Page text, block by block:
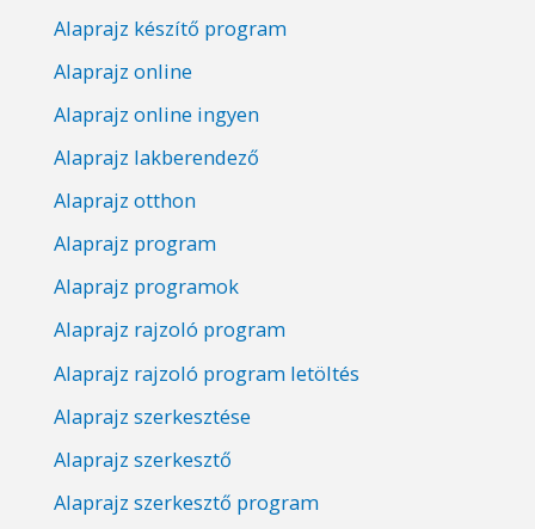
Alaprajz készítő program
Alaprajz online
Alaprajz online ingyen
Alaprajz lakberendező
Alaprajz otthon
Alaprajz program
Alaprajz programok
Alaprajz rajzoló program
Alaprajz rajzoló program letöltés
Alaprajz szerkesztése
Alaprajz szerkesztő
Alaprajz szerkesztő program